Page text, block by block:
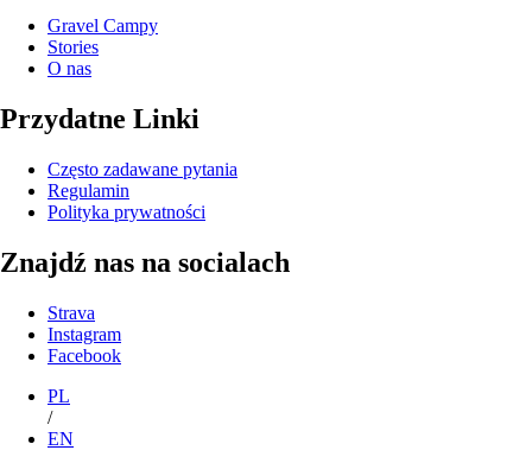
Gravel Campy
Stories
O nas
Przydatne Linki
Często zadawane pytania
Regulamin
Polityka prywatności
Znajdź nas na socialach
Strava
Instagram
Facebook
PL
/
EN